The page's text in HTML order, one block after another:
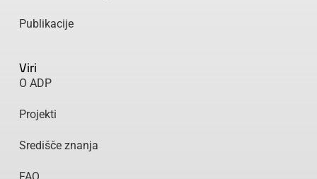
Publikacije
Viri
O ADP
Projekti
Središče znanja